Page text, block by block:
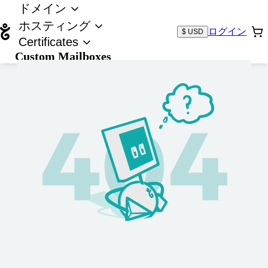
ドメイン
ホスティング
Certificates
Custom Mailboxes
$ USD ログイン